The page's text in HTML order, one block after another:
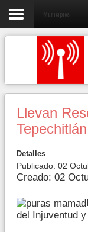
Municipios
Llevan
Detalles
Publicado: 02
Creado: 02
del Injuventud